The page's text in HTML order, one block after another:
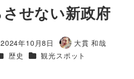
せない新政府
日
2024年10月8日
著
者
大貫 和哉
テゴリー
歴史 カテゴリー
観光スポット